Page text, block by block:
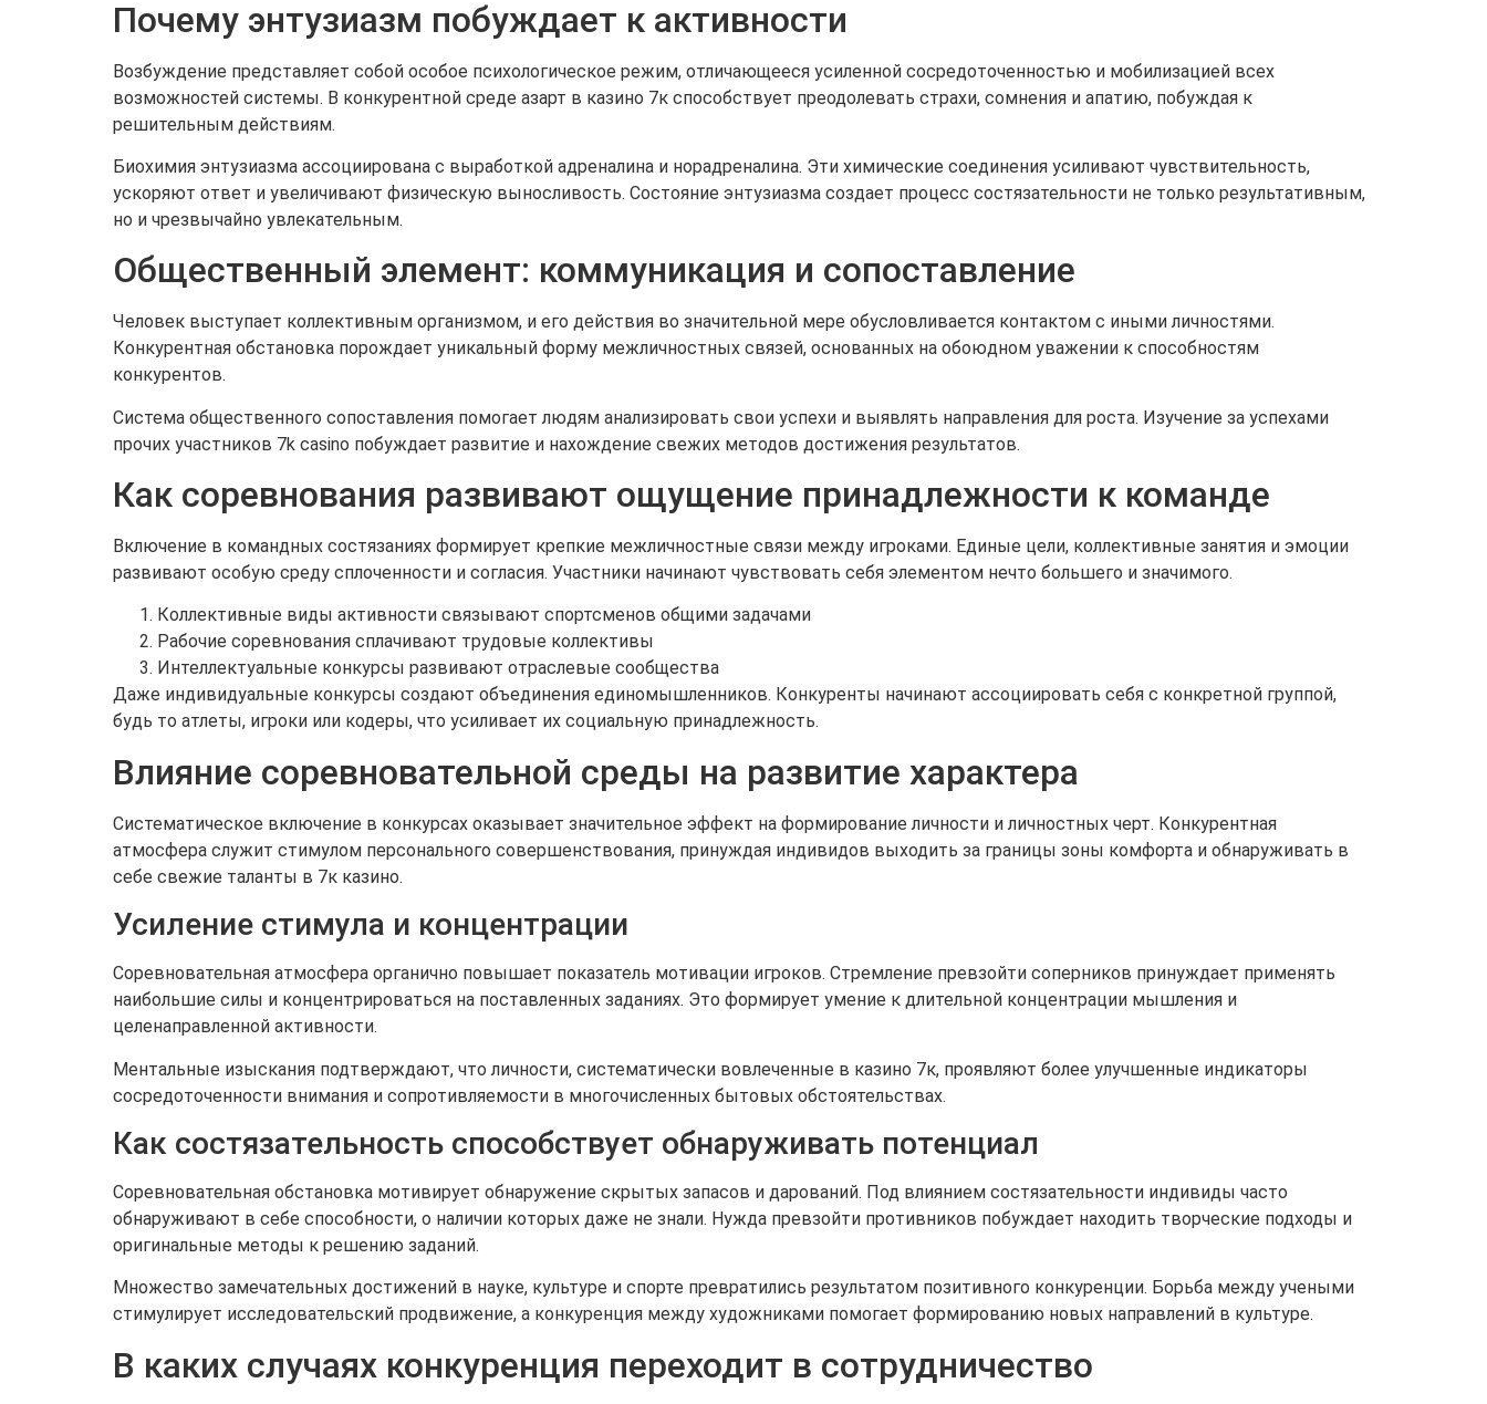
Почему энтузиазм побуждает к активности
Возбуждение представляет собой особое психологическое режим, отличающееся усиленной сосредоточенностью и мобилизацией всех
возможностей системы. В конкурентной среде азарт в казино 7к способствует преодолевать страхи, сомнения и апатию, побуждая к
решительным действиям.
Биохимия энтузиазма ассоциирована с выработкой адреналина и норадреналина. Эти химические соединения усиливают чувствительность,
ускоряют ответ и увеличивают физическую выносливость. Состояние энтузиазма создает процесс состязательности не только результативным,
но и чрезвычайно увлекательным.
Общественный элемент: коммуникация и сопоставление
Человек выступает коллективным организмом, и его действия во значительной мере обусловливается контактом с иными личностями.
Конкурентная обстановка порождает уникальный форму межличностных связей, основанных на обоюдном уважении к способностям
конкурентов.
Система общественного сопоставления помогает людям анализировать свои успехи и выявлять направления для роста. Изучение за успехами
прочих участников 7k casino побуждает развитие и нахождение свежих методов достижения результатов.
Как соревнования развивают ощущение принадлежности к команде
Включение в командных состязаниях формирует крепкие межличностные связи между игроками. Единые цели, коллективные занятия и эмоции
развивают особую среду сплоченности и согласия. Участники начинают чувствовать себя элементом нечто большего и значимого.
Коллективные виды активности связывают спортсменов общими задачами
Рабочие соревнования сплачивают трудовые коллективы
Интеллектуальные конкурсы развивают отраслевые сообщества
Даже индивидуальные конкурсы создают объединения единомышленников. Конкуренты начинают ассоциировать себя с конкретной группой,
будь то атлеты, игроки или кодеры, что усиливает их социальную принадлежность.
Влияние соревновательной среды на развитие характера
Систематическое включение в конкурсах оказывает значительное эффект на формирование личности и личностных черт. Конкурентная
атмосфера служит стимулом персонального совершенствования, принуждая индивидов выходить за границы зоны комфорта и обнаруживать в
себе свежие таланты в 7к казино.
Усиление стимула и концентрации
Соревновательная атмосфера органично повышает показатель мотивации игроков. Стремление превзойти соперников принуждает применять
наибольшие силы и концентрироваться на поставленных заданиях. Это формирует умение к длительной концентрации мышления и
целенаправленной активности.
Ментальные изыскания подтверждают, что личности, систематически вовлеченные в казино 7к, проявляют более улучшенные индикаторы
сосредоточенности внимания и сопротивляемости в многочисленных бытовых обстоятельствах.
Как состязательность способствует обнаруживать потенциал
Соревновательная обстановка мотивирует обнаружение скрытых запасов и дарований. Под влиянием состязательности индивиды часто
обнаруживают в себе способности, о наличии которых даже не знали. Нужда превзойти противников побуждает находить творческие подходы и
оригинальные методы к решению заданий.
Множество замечательных достижений в науке, культуре и спорте превратились результатом позитивного конкуренции. Борьба между учеными
стимулирует исследовательский продвижение, а конкуренция между художниками помогает формированию новых направлений в культуре.
В каких случаях конкуренция переходит в сотрудничество